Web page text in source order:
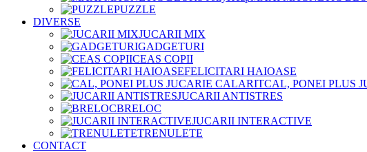
PUZZLE
DIVERSE
JUCARII MIX
GADGETURI
CEAS COPII
FELICITARI HAIOASE
CAL, PONEI PLUS
JUCARII ANTISTRES
BRELOC
JUCARII INTERACTIVE
TRENULETE
CONTACT